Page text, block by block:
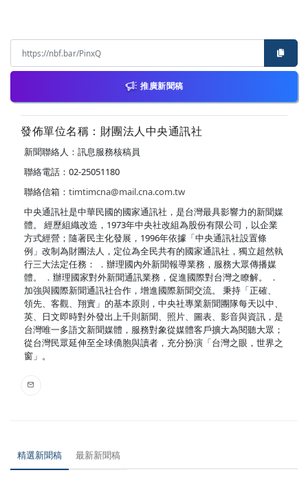
推廣新聞稿
發佈單位名稱：財團法人中央通訊社
新聞聯絡人：訊息服務核稿員
聯絡電話：02-25051180
聯絡信箱： timtimcna@mail.cna.com.tw
中央通訊社是中華民國的國家通訊社，是台灣最具影響力的新聞媒
體。 經歷組織改造，1973年中央社改組為股份有限公司，以企業
方式經營；隨著民主化發展，1996年依據「中央通訊社設置條
例」改制為財團法人，定位為全民共有的國家通訊社，獨立超然執
行三大法定任務： ．辦理國內外新聞報導業務，服務大眾傳播媒
體。 ．辦理國家對外新聞通訊業務，促進國際對台灣之瞭解。 ．
加強與國際新聞通訊社合作，增進國際新聞交流。 秉持「正確、
領先、客觀、翔實」的基本原則，中央社專業新聞團隊每天以中、
英、日文即時對外發出上千則新聞、照片、圖表、影音與資訊，是
台灣唯一多語文新聞媒體，服務對象從媒體客戶擴大為閱聽大眾；
從台灣民眾延伸至全球僑胞與讀者，充分扮演「台灣之眼，世界之
窗」。
精選新聞稿 最新新聞稿